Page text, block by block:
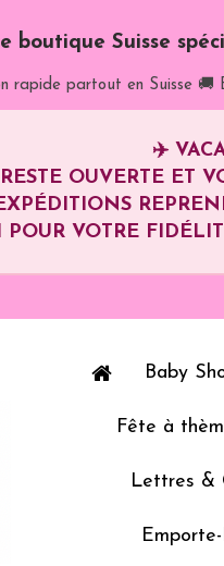
boutique Suisse
rapide partout en Suisse 🚚
✈️
OUVERTE ET
POUR VOTRE
Baby
Fête à
Lettres &